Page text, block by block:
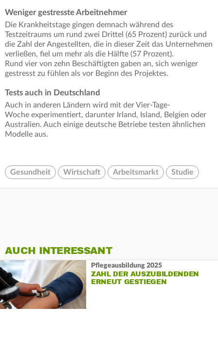
Weniger gestresste Arbeitnehmer
Die Krankheitstage gingen demnach während des
Testzeitraums um rund zwei Drittel (65 Prozent) zurück und
die Zahl der Angestellten, die in dieser Zeit das Unternehmen
verließen, fiel um mehr als die Hälfte (57 Prozent).
Rund vier von zehn Beschäftigten gaben an, sich weniger
gestresst zu fühlen als vor Beginn des Projektes.
Tests auch in Deutschland
Auch in anderen Ländern wird mit der Vier-Tage-
Woche experimentiert, darunter Irland, Island, Belgien oder
Australien. Auch einige deutsche Betriebe testen ähnlichen
Modelle aus.
Gesundheit Wirtschaft Arbeitsmarkt Studie
AUCH INTERESSANT
Pflegeausbildung 2025
ZAHL DER AUSZUBILDENDEN
ERNEUT GESTIEGEN